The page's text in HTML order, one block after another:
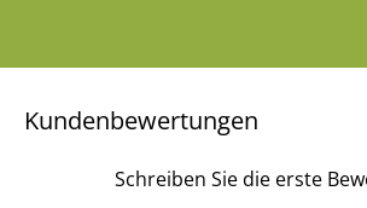
Kundenbewertungen
Schreiben Sie die erste